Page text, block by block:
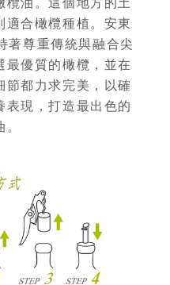
合橄欖種植。安東
著尊重傳統與融合尖
優質的橄欖，並在
都力求完美，以確
現，打造最出色的